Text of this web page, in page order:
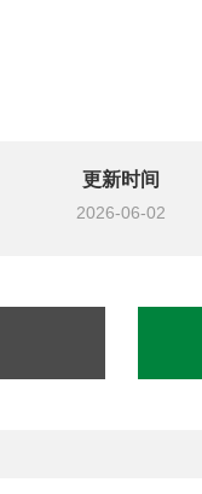
更新时间
2026-06-02